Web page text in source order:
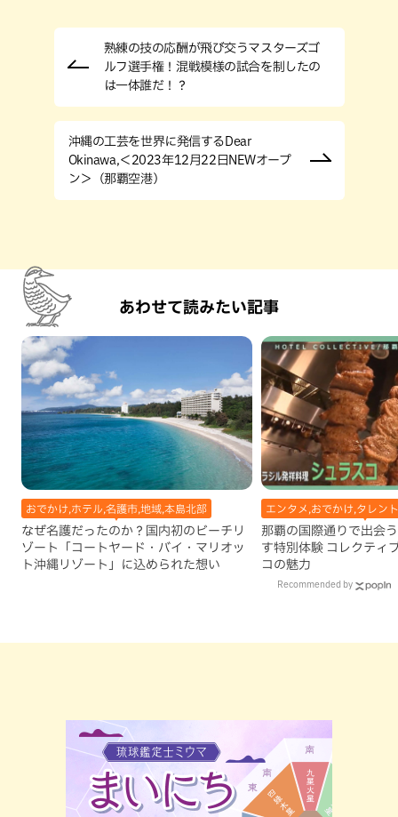
熟練の技の応酬が飛び交うマスターズゴ
ルフ選手権！混戦模様の試合を制したの
は一体誰だ！？
沖縄の工芸を世界に発信するDear
Okinawa,＜2023年12月22日NEWオープ
ン＞（那覇空港）
あわせて読みたい記事
おでかけ,ホテル,名護市,地域,本島北部
なぜ名護だったのか？国内初のビーチリ
ゾート「コートヤード・バイ・マリオッ
ト沖縄リゾート」に込められた想い
エンタメ,おでかけ,タレン
那覇の国際通りで出会
す特別体験 コレクティ
コの魅力
Recommended by